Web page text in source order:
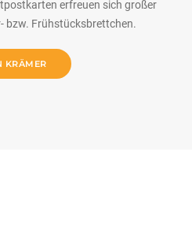
erfreuen sich großer
bzw. Frühstücksbrettchen.
KRÄMER